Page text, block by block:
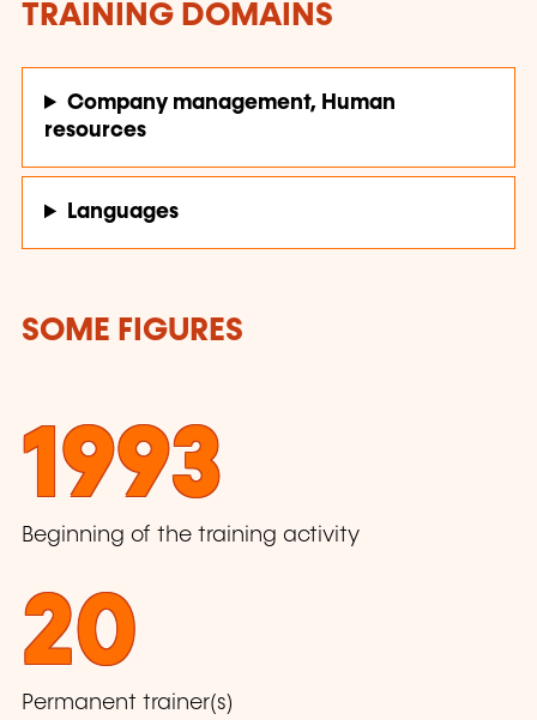
TRAINING DOMAINS
Company management, Human
resources
Languages
SOME FIGURES
1993
Beginning of the training activity
20
Permanent trainer(s)